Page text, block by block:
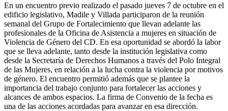
En un encuentro previo realizado el pasado jueves 7 de octubre en el
edificio legislativo, Madile y Villada participaron de la reunión
semanal del Grupo de Fortalecimiento que llevan adelante las
profesionales de la Oficina de Asistencia a mujeres en situación de
Violencia de Género del CD. En esa oportunidad se abordó la labor
que se lleva adelante, tanto desde la institución legislativa como
desde la Secretaría de Derechos Humanos a través del Polo Integral
de las Mujeres, en relación a la lucha contra la violencia por motivos
de género. El encuentro permitió además que se plantee la
importancia del trabajo conjunto para fortalecer las acciones y
alcances de ambos espacios. La firma de Convenio de la fecha es
una de las acciones acordadas para avanzar en esa dirección.